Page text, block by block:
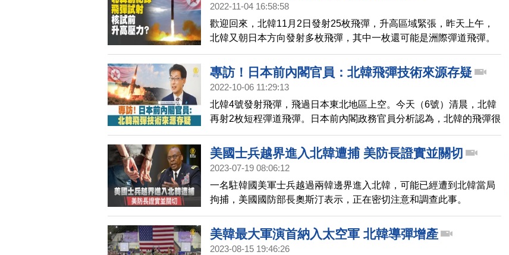
2022-11-04 16:58:58
歡迎回來，北韓11月2日發射25枚飛彈，升高區域緊張，昨天上午，
北韓又朝日本方向發射多枚飛彈，其中一枚還可能是洲際彈道飛彈。
面對北韓的接連挑釁，韓國和美國，決定延長原定4號截止的聯合軍
演。而專家認為，北韓新一輪核試驗很可能已在準備中。
專訪！日本前內閣官員：北韓飛彈技術來源存疑
2022-10-06 11:29:13
北韓4號發射飛彈，飛過日本東北地區上空。今天（6號）清晨，北韓
再射2枚短程彈道飛彈。日本前內閣政務官員分析認為，北韓的飛彈很
可能得到中共的技術支持，請看我們日本記者的報導。
美國士兵越界進入北韓遭捕 美防長證實並關切
2023-07-19 08:06:12
一名駐韓國美軍士兵越過兩韓邊界進入北韓，可能已經遭到北韓當局
拘捕，美國國防部長奧斯汀表示，正在密切注意和調查此事。
美韓最大軍演首納入太空軍 北韓導彈增產
2023-08-15 19:46:26